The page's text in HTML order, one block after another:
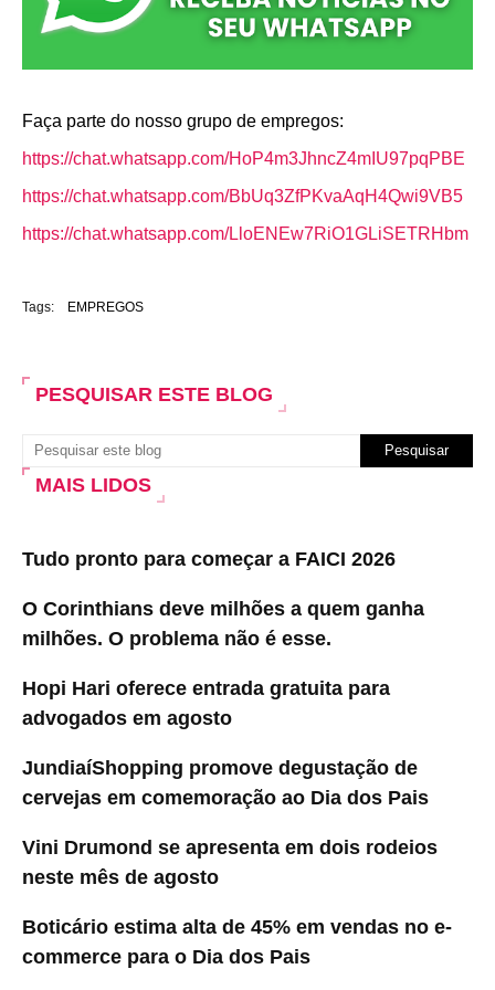
Faça parte do nosso grupo de empregos:
https://chat.whatsapp.com/HoP4m3JhncZ4mIU97pqPBE
https://chat.whatsapp.com/BbUq3ZfPKvaAqH4Qwi9VB5
https://chat.whatsapp.com/LloENEw7RiO1GLiSETRHbm
Tags: EMPREGOS
PESQUISAR ESTE BLOG
MAIS LIDOS
Tudo pronto para começar a FAICI 2026
O Corinthians deve milhões a quem ganha
milhões. O problema não é esse.
Hopi Hari oferece entrada gratuita para
advogados em agosto
JundiaíShopping promove degustação de
cervejas em comemoração ao Dia dos Pais
Vini Drumond se apresenta em dois rodeios
neste mês de agosto
Boticário estima alta de 45% em vendas no e-
commerce para o Dia dos Pais